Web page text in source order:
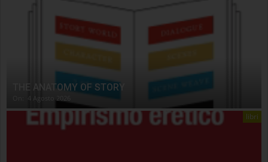
THE ANATOMY OF STORY
4 Agosto 2026
libri